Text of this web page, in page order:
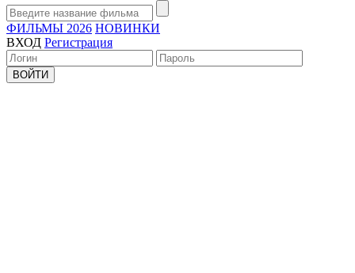
ФИЛЬМЫ 2026 НОВИНКИ
ВХОД Регистрация